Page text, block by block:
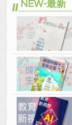
NEW-最新